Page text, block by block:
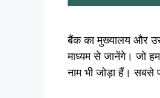
बैंक का मुख्यालय और
माध्यम से जानेंगे। जो
नाम भी जोड़ा हैं।